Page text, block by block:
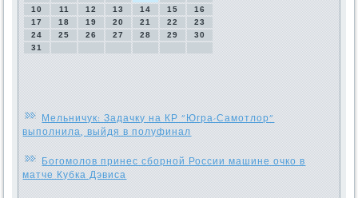
10
11 12 13 14 15
16
17
18 19 20 21 22
23
24
25 26 27 28 29
30
31
Мельничук: Задачку на КР "Югра-Самотлор"
выполнила, выйдя в полуфинал
Богомолов принес сборной России машине очко в
матче Кубка Дэвиса